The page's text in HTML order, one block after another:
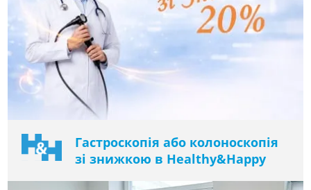
Гастроскопія або колоноскопія
зі знижкою в Healthy&Happy